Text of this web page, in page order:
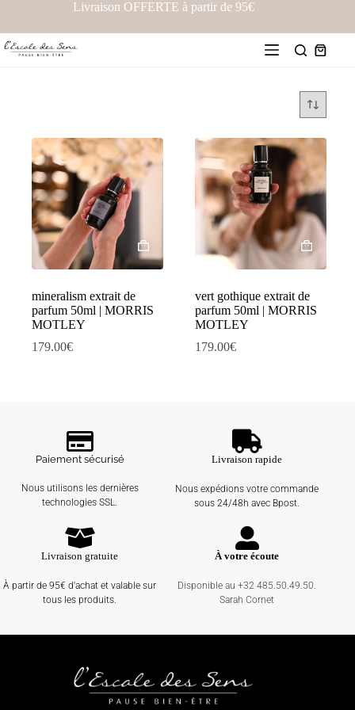
Livraison OFFERTE à partir de 95€
mineralism extrait de
parfum 50ml | MORRIS
MOTLEY
179.00€
vert gothique extrait de
parfum 50ml | MORRIS
MOTLEY
179.00€
Paiement sécurisé
Nous utilisons les dernières
technologies SSL.
Livraison rapide
Nous expédions votre commande
sous 24/48h avec Bpost.
Livraison gratuite
À partir de 95€ d'achat et valable sur
tous les produits.
À votre écoute
Disponible au +32 485.50.49.50.
Sarah Cornet